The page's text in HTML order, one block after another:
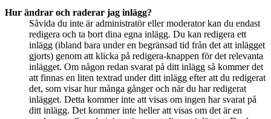
Hur ändrar och raderar jag inlägg?
Såvida du inte är administratör eller moderator kan du endast
redigera och ta bort dina egna inlägg. Du kan redigera ett
inlägg (ibland bara under en begränsad tid från det att inlägget
gjorts) genom att klicka på redigera-knappen för det relevanta
inlägget. Om någon redan svarat på ditt inlägg så kommer det
att finnas en liten textrad under ditt inlägg efter att du redigerat
det, som visar hur många gånger och när du har redigerat
inlägget. Detta kommer inte att visas om ingen har svarat på
ditt inlägg. Det kommer inte heller att visas om det är en